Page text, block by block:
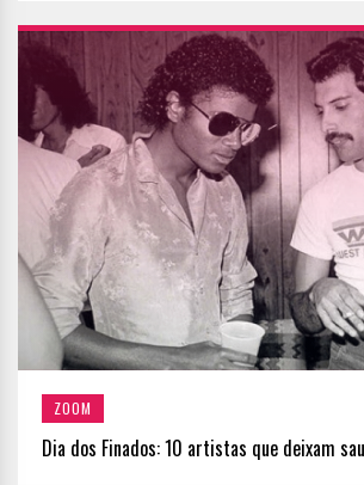
ZOOM
Dia dos Finados: 10 artistas que deixam